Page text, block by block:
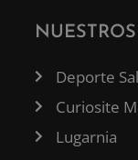
Deporte
Curiosite
Lugarnia